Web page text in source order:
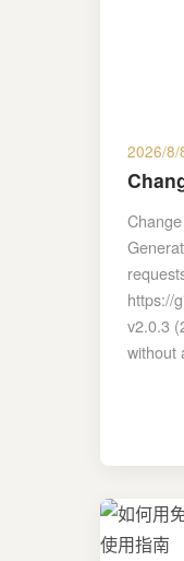
2026/8/
https://
v2.0.3
without